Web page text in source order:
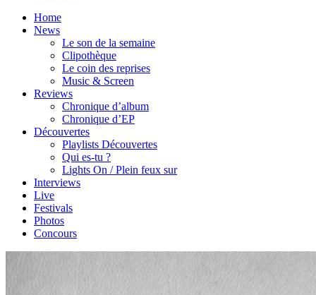
Home
News
Le son de la semaine
Clipothèque
Le coin des reprises
Music & Screen
Reviews
Chronique d’album
Chronique d’EP
Découvertes
Playlists Découvertes
Qui es-tu ?
Lights On / Plein feux sur
Interviews
Live
Festivals
Photos
Concours